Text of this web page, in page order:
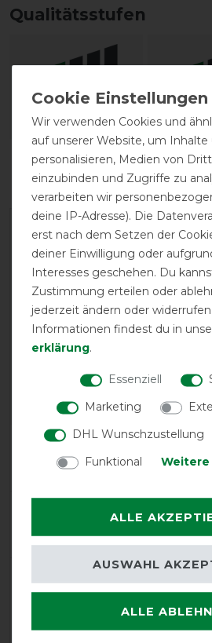
Qualitätsstufen
Reißfestigkeit
900 Plus 100g -
Black/Classic Blue,
Product Reviews
4
5/5
Wir verwenden Cookies und
auf unserer Website, um
personalisieren, Medien von
einzubinden und Zugriffe zu
verarbeiten wir
deine IP-Adresse). Die
erst nach dem Setzen der
deiner Einwilligung oder
Interesses geschehen. Du
Zustimmung erteilen oder
jederzeit ändern oder
Informationen findest du in
erklärung.
Essenziell
Marketing
DHL Wunschzustellung
Funktional
Weitere
ALLE
ALLE
AUSWAHL